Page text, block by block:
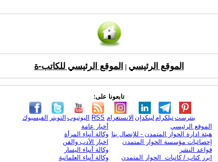
الموقع الرئيسي الموقع الرئيسي للكاتب-ة
تابعونا على:
الفيسبوك التويتر اليوتيوب RSS الانستغرام لينكدإن تيلكرامبنترست
الموقع الرئيسي
هيئة ادارة الحوار المتمدن - للإتصال بنا
إحصائيات مؤسسة الحوار المتمدن
قواعد النشر
ابرز كتاب / كاتبات الحوار المتمدن
أخبار عامة
وكالة أنباء المرأة
اخبار الأدب والفن
وكالة أنباء اليسار
وكالة أنباء العلمانية